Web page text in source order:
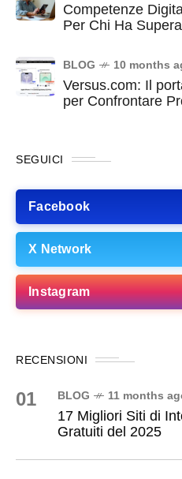
Competenze
Per Chi Ha
BLOG 10 months
Versus.com: Il
per Confrontare
SEGUICI
Facebook
X Network
Instagram
RECENSIONI
01 BLOG 11 months
17 Migliori Siti di
Gratuiti del 2025